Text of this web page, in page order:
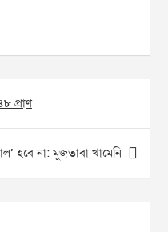
প্রাণ
হবে না: মুজতাবা খামেনি